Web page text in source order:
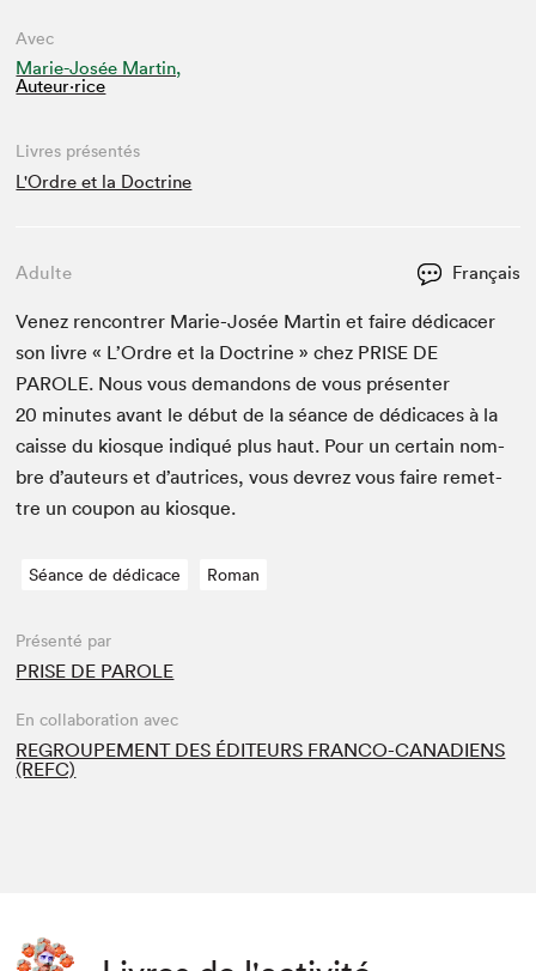
Avec
Marie-Josée Martin,
Auteur·rice
Livres présentés
L'Ordre et la Doctrine
Adulte Français
Venez ren­con­tr­er Marie-Josée Mar­tin et faire dédi­cac­er
son livre « L’Or­dre et la Doc­trine » chez PRISE DE
PAROLE. Nous vous deman­dons de vous présen­ter
20 min­utes avant le début de la séance de dédi­caces à la
caisse du kiosque indiqué plus haut. Pour un cer­tain nom­
bre d’auteurs et d’autrices, vous devrez vous faire remet­
tre un coupon au kiosque.
Séance de dédicace Roman
Présenté par
PRISE DE PAROLE
En collaboration avec
REGROUPEMENT DES ÉDITEURS FRANCO-CANADIENS
(REFC)